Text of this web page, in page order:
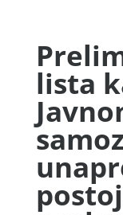
lista